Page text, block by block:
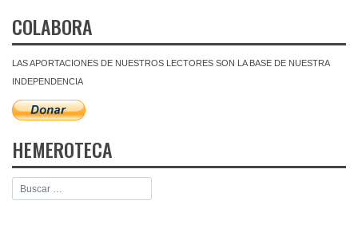
COLABORA
LAS APORTACIONES DE NUESTROS LECTORES SON LA BASE DE NUESTRA
INDEPENDENCIA
HEMEROTECA